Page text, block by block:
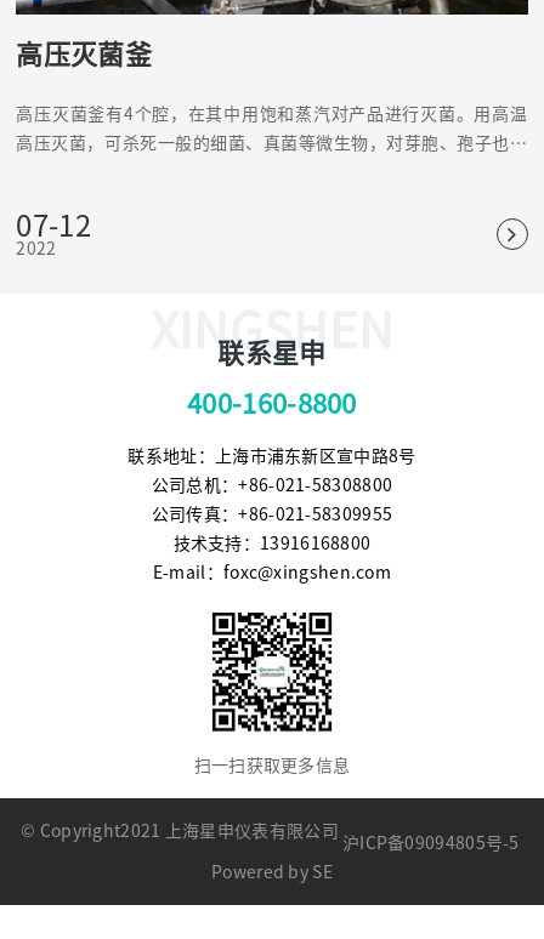
高压灭菌釜
高压灭菌釜有4个腔，在其中用饱和蒸汽对产品进行灭菌。用高温
高压灭菌，可杀死一般的细菌、真菌等微生物，对芽胞、孢子也有
07-12
2022
XINGSHEN
联系星申
400-160-8800
联系地址：上海市浦东新区宣中路8号
公司总机：+86-021-58308800
公司传真：+86-021-58309955
技术支持：13916168800
E-mail：foxc@xingshen.com
扫一扫获取更多信息
© Copyright2021 上海星申仪表有限公司
沪ICP备09094805号-5
Powered by SE